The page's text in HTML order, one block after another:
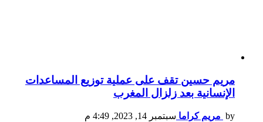
مريم حسين تقف على عملية توزيع المساعدات
الإنسانية بعد زلزال المغرب
by مريم كراما سبتمبر 14, 2023, 4:49 م